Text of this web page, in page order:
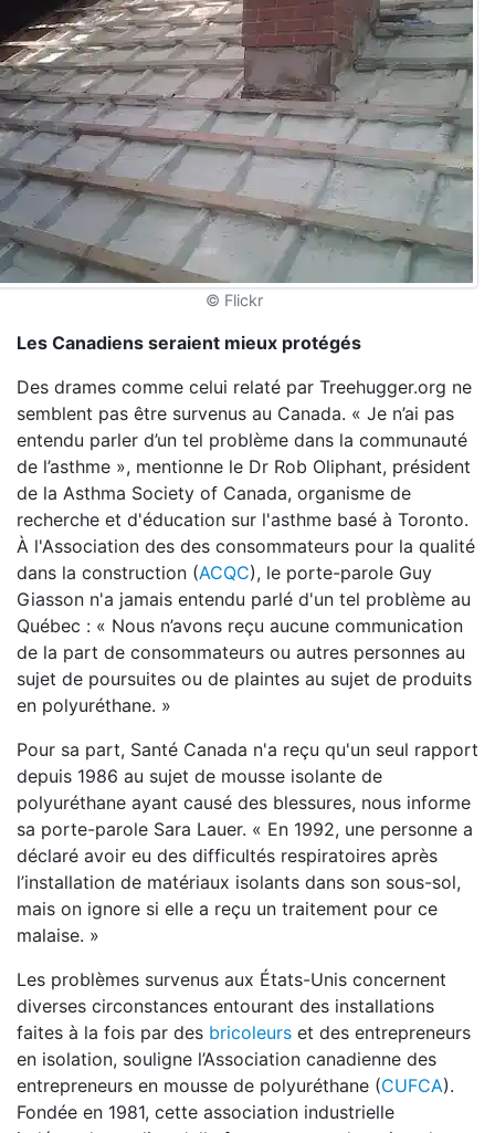
© Flickr
Les Canadiens seraient mieux protégés
Des drames comme celui relaté par Treehugger.org ne
semblent pas être survenus au Canada. « Je n’ai pas
entendu parler d’un tel problème dans la communauté
de l’asthme », mentionne le Dr Rob Oliphant, président
de la Asthma Society of Canada, organisme de
recherche et d'éducation sur l'asthme basé à Toronto.
À l'Association des des consommateurs pour la qualité
dans la construction (ACQC), le porte-parole Guy
Giasson n'a jamais entendu parlé d'un tel problème au
Québec : « Nous n’avons reçu aucune communication
de la part de consommateurs ou autres personnes au
sujet de poursuites ou de plaintes au sujet de produits
en polyuréthane. »
Pour sa part, Santé Canada n'a reçu qu'un seul rapport
depuis 1986 au sujet de mousse isolante de
polyuréthane ayant causé des blessures, nous informe
sa porte-parole Sara Lauer. « En 1992, une personne a
déclaré avoir eu des difficultés respiratoires après
l’installation de matériaux isolants dans son sous-sol,
mais on ignore si elle a reçu un traitement pour ce
malaise. »
Les problèmes survenus aux États-Unis concernent
diverses circonstances entourant des installations
faites à la fois par des bricoleurs et des entrepreneurs
en isolation, souligne l’Association canadienne des
entrepreneurs en mousse de polyuréthane (CUFCA).
Fondée en 1981, cette association industrielle